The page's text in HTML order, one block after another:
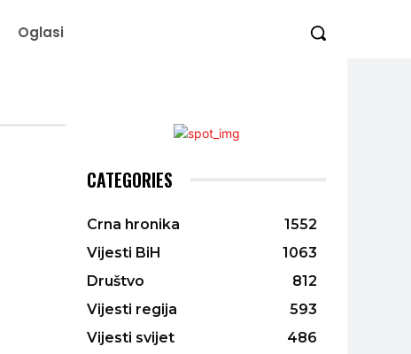
Oglasi
CATEGORIES
Crna hronika
1552
Vijesti BiH
1063
Društvo
812
Vijesti regija
593
Vijesti svijet
486